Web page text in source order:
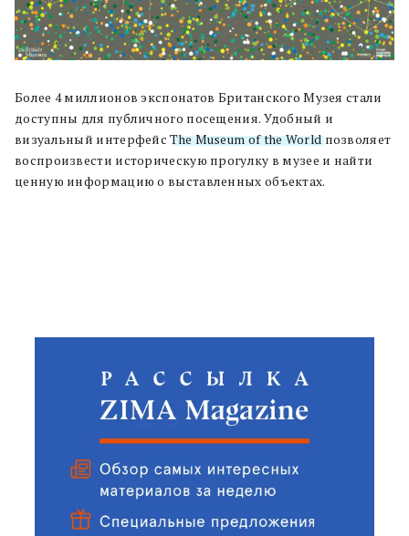
Более 4 миллионов экспонатов Британского Музея стали
доступны для публичного посещения. Удобный и
визуальный интерфейсThe Museum of the Worldпозволяет
воспроизвести историческую прогулку в музее и найти
ценную информацию о выставленных объектах.